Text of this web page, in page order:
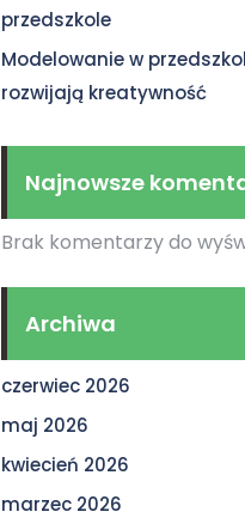
przedszkole
Modelowanie w
rozwijają kreatywność
Najnowsze
Brak komentarzy do
Archiwa
czerwiec 2026
maj 2026
kwiecień 2026
marzec 2026